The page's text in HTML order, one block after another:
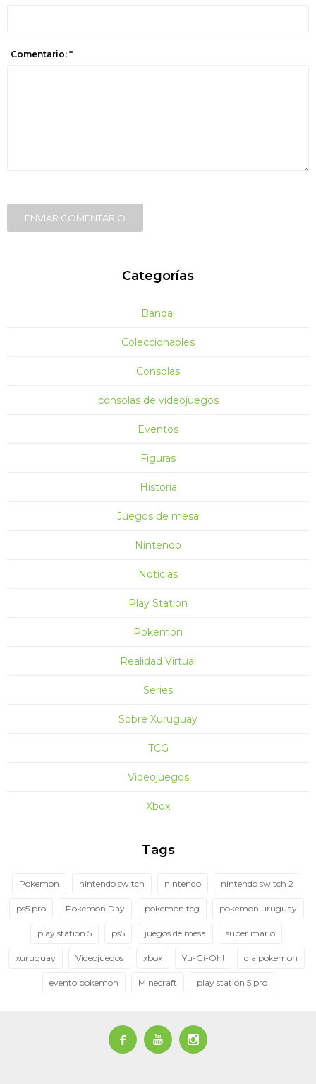
Comentario: *
ENVIAR COMENTARIO
Categorías
Bandai
Coleccionables
Consolas
consolas de videojuegos
Eventos
Figuras
Historia
Juegos de mesa
Nintendo
Noticias
Play Station
Pokemón
Realidad Virtual
Series
Sobre Xuruguay
TCG
Videojuegos
Xbox
Tags
Pokemon nintendo switch nintendo nintendo switch 2
ps5 pro Pokemon Day pokemon tcg pokemon uruguay
play station 5 ps5 juegos de mesa super mario
xuruguay Videojuegos xbox Yu-Gi-Oh! dia pokemon
evento pokemon Minecraft play station 5 pro
  